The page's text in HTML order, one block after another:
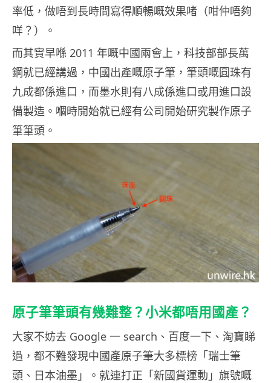
率低，做唔到長時間寫得順暢嘅效果啫（咁仲唔夠
咩？）。
而其實早喺 2011 年嘅中國兩會上，科技部部長萬
鋼就已經講過，中國出產嘅原子筆，筆頭嘅圓珠有
九成都係進口，而墨水則有八成係進口或用進口設
備製造。嗰時開始就已經有公司開始研究製作原子
筆筆頭。
原子筆筆頭有幾難整？小米都唔用國產？
大家不妨去 Google 一 search、百度一下、淘寶睇
過，都不難發現中國產原子筆大多標榜「瑞士筆
頭、日本油墨」。就連打正「新國貨運動」旗號嘅